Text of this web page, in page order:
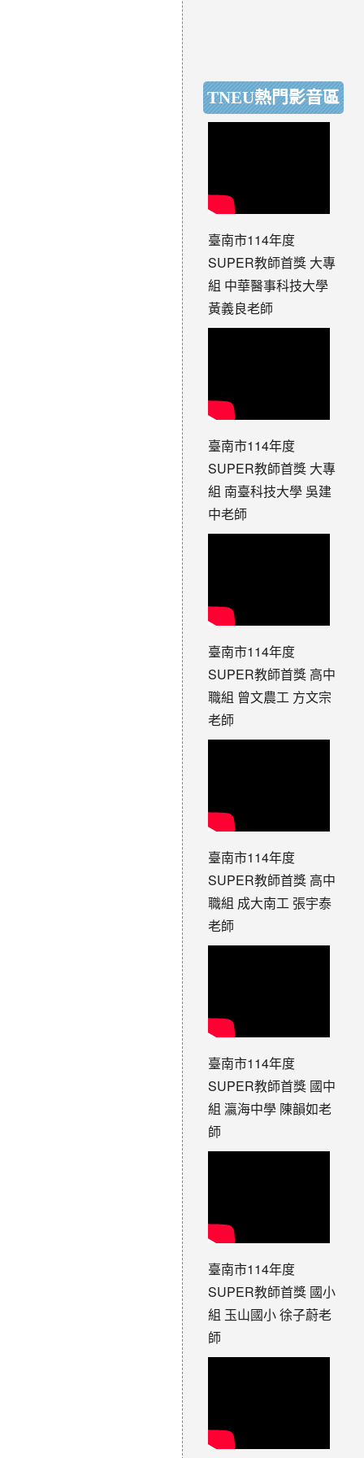
TNEU熱門影音區
臺南市114年度
SUPER教師首獎 大專
組 中華醫事科技大學
黃義良老師
臺南市114年度
SUPER教師首獎 大專
組 南臺科技大學 吳建
中老師
臺南市114年度
SUPER教師首獎 高中
職組 曾文農工 方文宗
老師
臺南市114年度
SUPER教師首獎 高中
職組 成大南工 張宇泰
老師
臺南市114年度
SUPER教師首獎 國中
組 瀛海中學 陳韻如老
師
臺南市114年度
SUPER教師首獎 國小
組 玉山國小 徐子蔚老
師